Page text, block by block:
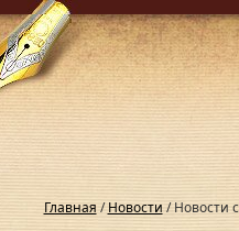
Главная /Новости/ Новости